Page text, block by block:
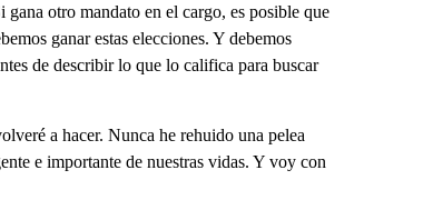
gana otro mandato en el cargo, es posible que
ganar estas elecciones. Y debemos
de describir lo que lo califica para buscar
a hacer. Nunca he rehuido una pelea
e importante de nuestras vidas. Y voy con